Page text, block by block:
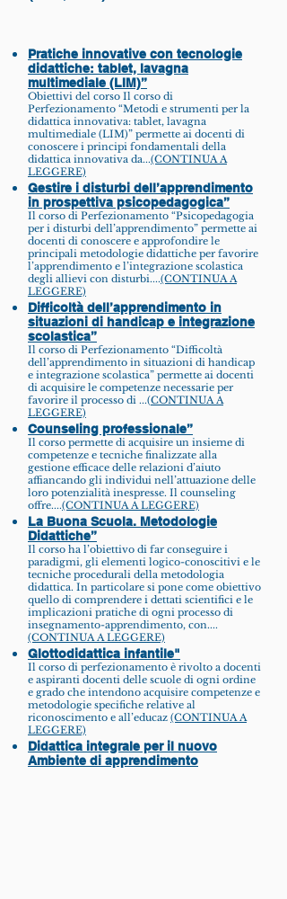
Pratiche innovative con tecnologie
didattiche: tablet, lavagna
multimediale (LIM)”
Obiettivi del corso Il corso di
Perfezionamento “Metodi e strumenti per la
didattica innovativa: tablet, lavagna
multimediale (LIM)” permette ai docenti di
conoscere i principi fondamentali della
didattica innovativa da...(CONTINUA A
LEGGERE)
Gestire i disturbi dell’apprendimento
in prospettiva psicopedagogica”
Il corso di Perfezionamento “Psicopedagogia
per i disturbi dell’apprendimento” permette ai
docenti di conoscere e approfondire le
principali metodologie didattiche per favorire
l’apprendimento e l’integrazione scolastica
degli allievi con disturbi....(CONTINUA A
LEGGERE)
Difficoltà dell’apprendimento in
situazioni di handicap e integrazione
scolastica”
Il corso di Perfezionamento “Difficoltà
dell’apprendimento in situazioni di handicap
e integrazione scolastica” permette ai docenti
di acquisire le competenze necessarie per
favorire il processo di ...(CONTINUA A
LEGGERE)
Counseling professionale”
Il corso permette di acquisire un insieme di
competenze e tecniche finalizzate alla
gestione efficace delle relazioni d’aiuto
affiancando gli individui nell’attuazione delle
loro potenzialità inespresse. Il counseling
offre....(CONTINUA A LEGGERE)
La Buona Scuola. Metodologie
Didattiche”
Il corso ha l’obiettivo di far conseguire i
paradigmi, gli elementi logico-conoscitivi e le
tecniche procedurali della metodologia
didattica. In particolare si pone come obiettivo
quello di comprendere i dettati scientifici e le
implicazioni pratiche di ogni processo di
insegnamento-apprendimento, con....
(CONTINUA A LEGGERE)
Glottodidattica infantile"
Il corso di perfezionamento è rivolto a docenti
e aspiranti docenti delle scuole di ogni ordine
e grado che intendono acquisire competenze e
metodologie specifiche relative al
riconoscimento e all’educaz (CONTINUA A
LEGGERE)
Didattica integrale per il nuovo
Ambiente di apprendimento